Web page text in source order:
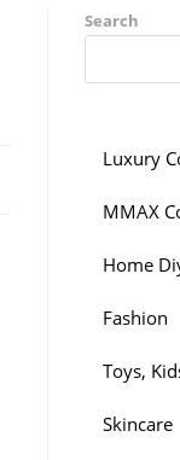
Search
Luxury
MMAX
Home
Fashion
Toys,
Skincare